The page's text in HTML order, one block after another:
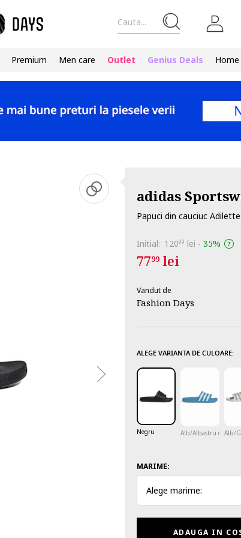
Cauta...
Premium Men care Outlet Genius Deals
adidas
Papuci din cauciuc
Initial: 12099 lei - 35%
7799lei
Vandut de
Fashion Days
ALEGE VARIANTA DE CULOARE:
Negru Alb/Albastru deschis
Alb/
MARIME:
Alege marime:
ADAUGA IN